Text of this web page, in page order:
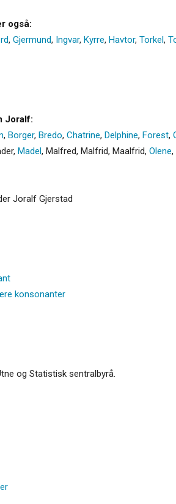
også:
, Gjermund, Ingvar, Kyrre, Havtor, Torkel,
Joralf:
, Borger, Bredo, Chatrine, Delphine, Forest,
, Madel, Malfred, Malfrid, Maalfrid, Olene,
Joralf Gjerstad
konsonanter
og Statistisk sentralbyrå.